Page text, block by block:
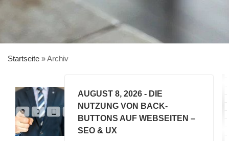
Startseite »Archiv
AUGUST 8, 2026 - DIE
NUTZUNG VON BACK-
BUTTONS AUF WEBSEITEN –
SEO & UX